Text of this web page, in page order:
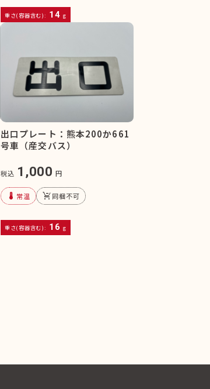
重さ(容器含む): 14 g
出口プレート：熊本200か661
号車（産交バス）
税込 1,000 円
device_thermostat 常温 remove_shopping_cart同梱不可
重さ(容器含む): 16 g